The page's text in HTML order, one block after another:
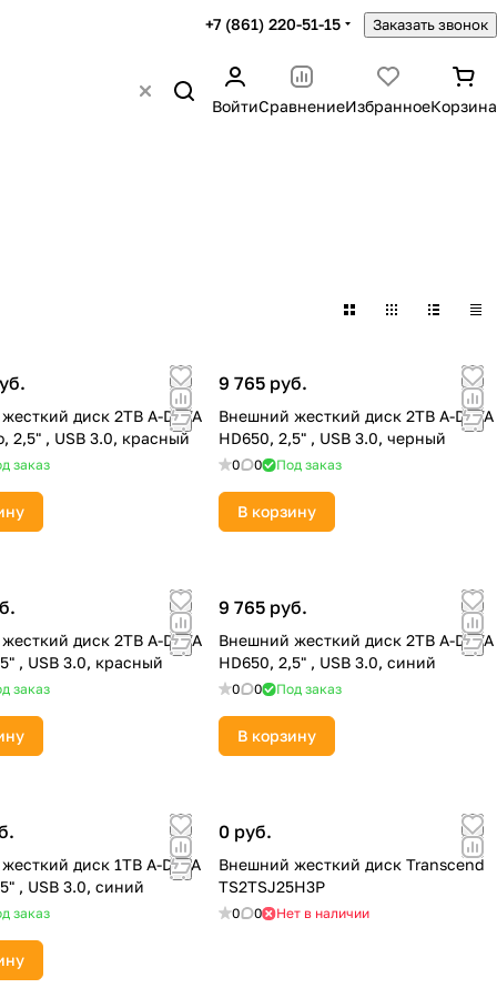
+7 (861) 220-51-15 Заказать звонок
ВойтиСравнениеИзбранноеКорзина
диск 2TB A-DATA
2,5" , USB 3.0, красный
заказ
9 765 руб.
Внешний жесткий диск 2TB A-DATA
HD650, 2,5" , USB 3.0, черный
0 0 Под заказ
В корзину
диск 2TB A-DATA
, USB 3.0, красный
заказ
9 765 руб.
Внешний жесткий диск 2TB A-DATA
HD650, 2,5" , USB 3.0, синий
0 0 Под заказ
В корзину
диск 1TB A-DATA
, USB 3.0, синий
заказ
0 руб.
Внешний жесткий диск Transcend
TS2TSJ25H3P
0 0 Нет в наличии